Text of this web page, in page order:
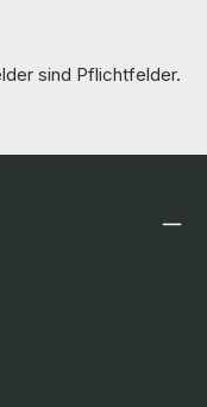
sind Pflichtfelder.